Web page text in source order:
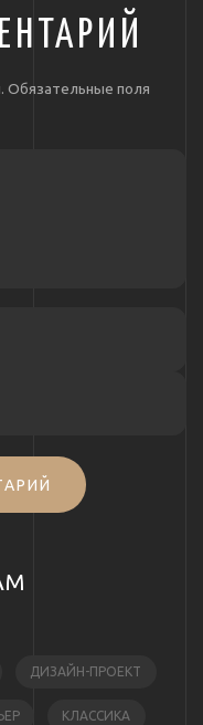
Обязательные поля
ДИЗАЙН-ПРОЕКТ
КЛАССИКА